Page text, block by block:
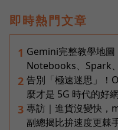
即時熱門文章
1 Gemini完整教學地圖
Notebooks、Spark
2 告別「極速迷思」！
麼才是 5G 時代的好
3 專訪｜進貨沒變快，
副總揭比拚速度更棘